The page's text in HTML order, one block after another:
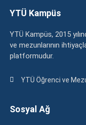
YTÜ Kampüs
YTÜ Kampüs, 2015
ve mezunlarının
platformudur.
YTÜ Öğrenci ve
Sosyal Ağ